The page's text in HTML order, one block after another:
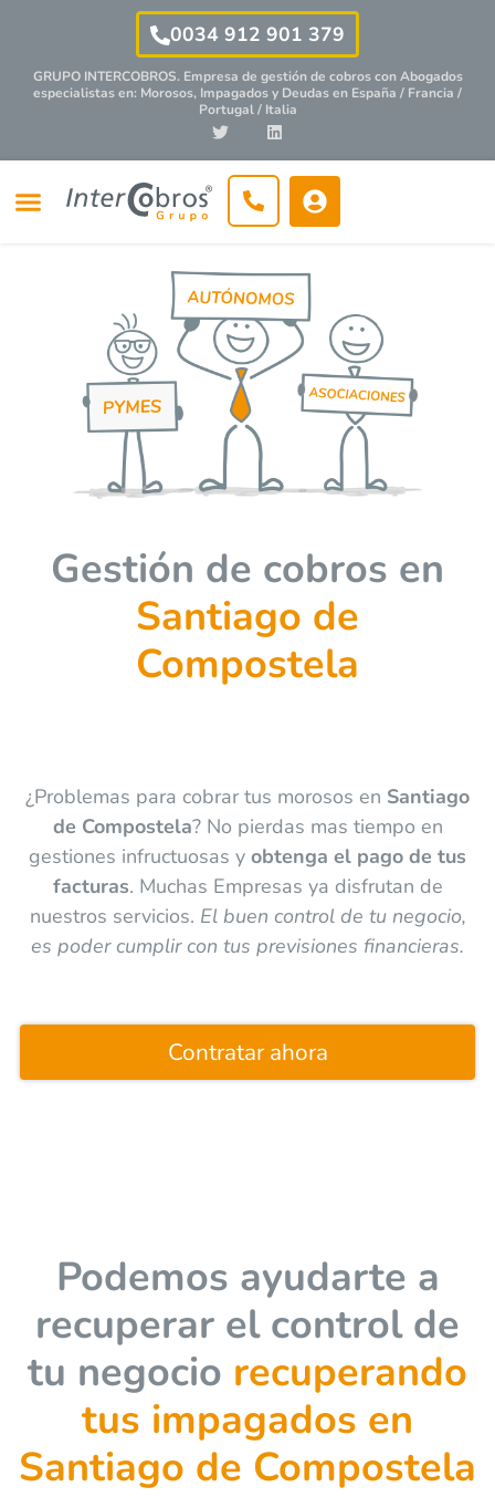
0034 912 901 379
GRUPO INTERCOBROS. Empresa de gestión de cobros conAbogados
especialistasen: Morosos, Impagados y Deudas en España / Francia /
Portugal / Italia
Gestión de cobros en
Santiago de
Compostela
¿Problemas para cobrar tus morosos en Santiago
de Compostela? No pierdas mas tiempo en
gestiones infructuosas y obtenga el pago de tus
facturas. Muchas Empresas ya disfrutan de
nuestros servicios. El buen control de tu negocio,
es poder cumplir con tus previsiones financieras.
Contratar ahora
Podemos ayudarte a
recuperar el control de
tu negocio recuperando
tus impagados en
Santiago de Compostela